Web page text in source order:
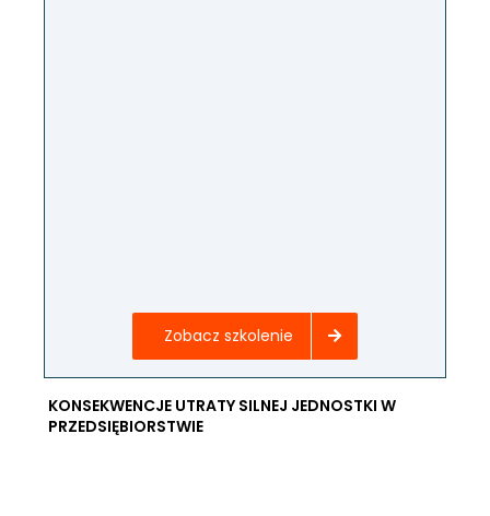
Zobacz szkolenie
KONSEKWENCJE UTRATY SILNEJ JEDNOSTKI W
PRZEDSIĘBIORSTWIE